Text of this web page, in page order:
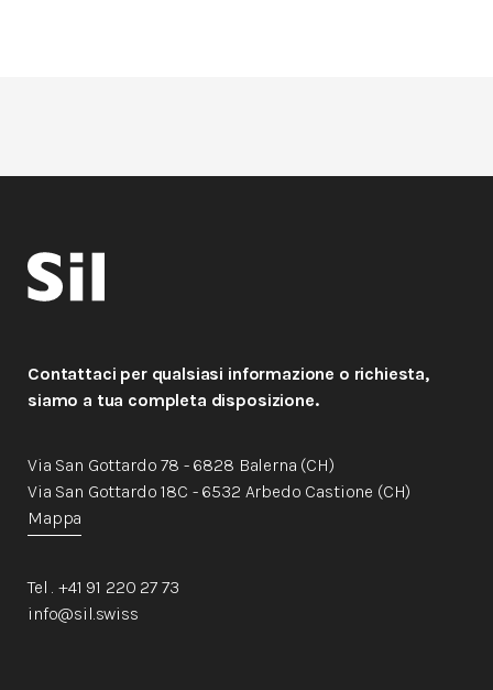
Contattaci per qualsiasi informazione o richiesta,
siamo a tua completa disposizione.
Via San Gottardo 78 - 6828 Balerna (CH)
Via San Gottardo 18C - 6532 Arbedo Castione (CH)
Mappa
Tel . +41 91 220 27 73
info@sil.swiss